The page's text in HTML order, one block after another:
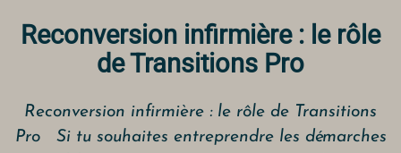
Reconversion infirmière : le rôle
de Transitions Pro
Reconversion infirmière : le rôle de Transitions
Pro Si tu souhaites entreprendre les démarches